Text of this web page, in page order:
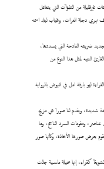
غيرقليلة من التنبؤآت التي يتفاعل
نهري دجلة الفرات، وغياب لبلد اسمه
ضريبته الفادحة التي يسددها،
النبيه لمثل هذا النوع من
لهو بارقة امل في النهوض بالرواية
شديدة، ويقدم لنا صوراَ هي مزيج
عناصر، ومقومات السرد الناجح، وما
بعرض صورها الأخاذة، وكأنها صور
كقراء، إنها مخيلة ماسية جالت